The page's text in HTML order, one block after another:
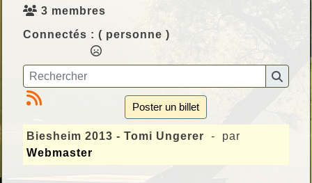
3 membres
Connectés : ( personne )
Poster un billet
Biesheim 2013 - Tomi Ungerer - par
Webmaster